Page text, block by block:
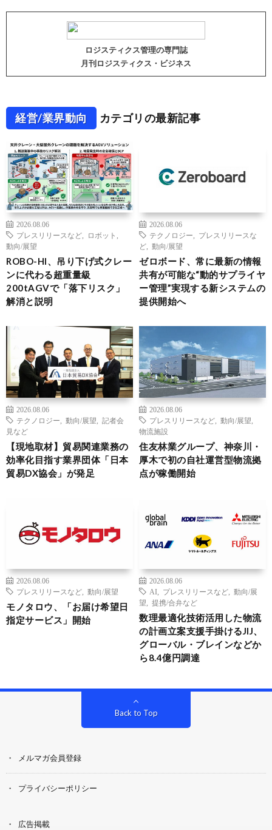
ロジスティクス管理の専門誌
月刊ロジスティクス・ビジネス
経営/業界動向 カテゴリの最新記事
2026.08.06
プレスリリースなど
ロボット
動向/展望
ROBO-HI、吊り下げ式クレー
ンに代わる超重量級
200tAGVで「落下リスク」
解消と説明
2026.08.06
テクノロジー
プレスリリースな
ど
動向/展望
ゼロボード、常に最新の情報
共有が可能な“動的サプライヤ
ー管理”実現する新システムの
提供開始へ
2026.08.06
テクノロジー
動向/展望
記者会
見など
【現地取材】貿易関連業務の
効率化目指す業界団体「日本
貿易DX協会」が発足
2026.08.06
プレスリリースなど
動向/展望
物流施設
住友林業グループ、神奈川・
厚木で初の自社運営型物流拠
点が稼働開始
2026.08.06
プレスリリースなど
動向/展望
モノタロウ、「お届け希望日
指定サービス」開始
2026.08.06
AI
プレスリリースなど
動向/展
望
提携/合弁など
数理最適化技術活用した物流
の計画立案支援手掛けるJIJ、
グローバル・ブレインなどか
ら8.4億円調達
Back to Top
メルマガ会員登録
プライバシーポリシー
広告掲載